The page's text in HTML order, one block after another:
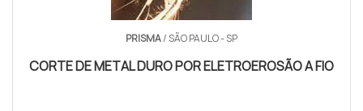
PRISMA/ SÃO PAULO - SP
CORTE DE METAL DURO POR ELETROEROSÃO A FIO